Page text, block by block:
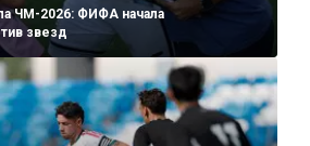
ЧМ-2026: ФИФА начала
звезд